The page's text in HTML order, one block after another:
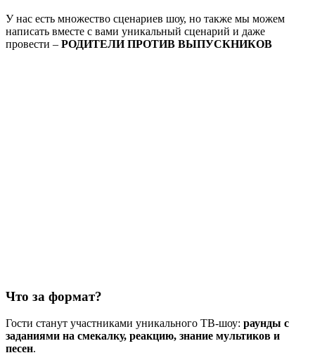
У нас есть множество сценариев шоу, но также мы можем
написать вместе с вами уникальный сценарий и даже
провести – РОДИТЕЛИ ПРОТИВ ВЫПУСКНИКОВ
Что за формат?
Гости станут участниками уникального ТВ-шоу: раунды с
заданиями на смекалку, реакцию, знание мультиков и
песен.